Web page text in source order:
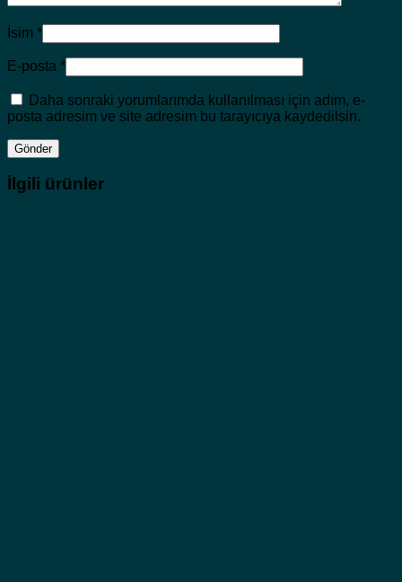
İsim *
E-posta *
Daha sonraki yorumlarımda kullanılması için adım, e-
posta adresim ve site adresim bu tarayıcıya kaydedilsin.
İlgili ürünler